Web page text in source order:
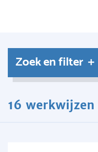
Zoek en filter
16 werkwijzen